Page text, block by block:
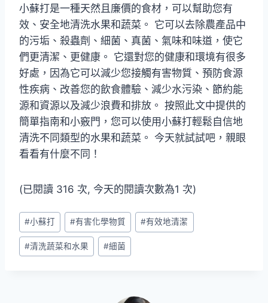
小蘇打是一種天然且廉價的食材，可以幫助您有
效、安全地清洗水果和蔬菜。 它可以去除農產品中
的污垢、殺蟲劑、細菌、真菌、氣味和味道，使它
們更清潔、更健康。 它還對您的健康和環境有很多
好處，因為它可以減少您接觸有害物質、預防食源
性疾病、改善您的飲食體驗、減少水污染、節約能
源和資源以及減少浪費和排放。 按照此文中提供的
簡單指南和小竅門，您可以使用小蘇打輕鬆自信地
清洗不同類型的水果和蔬菜。 今天就試試吧，親眼
看看有什麼不同！
(已閱讀 316 次, 今天的閱讀次數為1 次)
Post
Tags:
#小蘇打 #有害化學物質 #有效地清潔
#清洗蔬菜和水果 #細菌